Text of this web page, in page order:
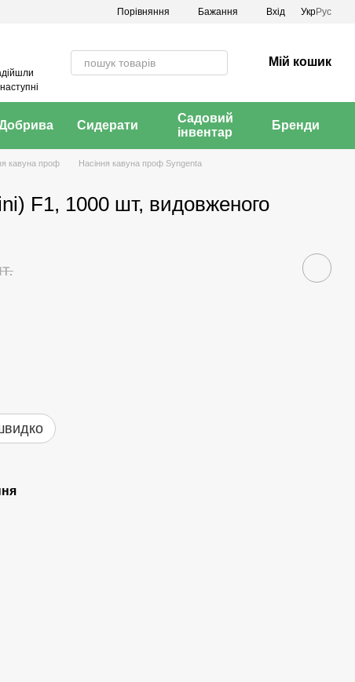
Порівняння Бажання Вхід УкрРус
Мій кошик
Сидерати
Садовий
інвентар
Бренди
кавуна проф
Насіння кавуна проф Syngenta
F1, 1000 шт, видовженого